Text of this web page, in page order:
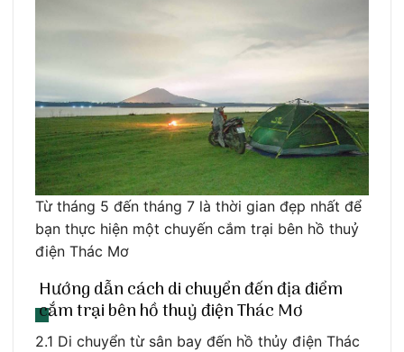
Từ tháng 5 đến tháng 7 là thời gian đẹp nhất để
bạn thực hiện một chuyến cắm trại bên hồ thuỷ
điện Thác Mơ
Hướng dẫn cách di chuyển đến địa điểm
cắm trại bên hồ thuỷ điện Thác Mơ
2.1 Di chuyển từ sân bay đến hồ thủy điện Thác